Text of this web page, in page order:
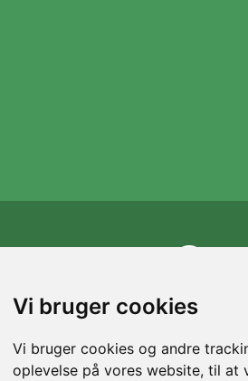
Vi bruger cookies
Vi bruger cookies og andre
oplevelse på vores website, til at
ordre når som helst